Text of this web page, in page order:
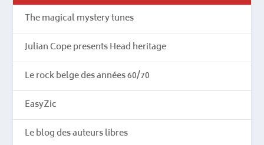
The magical mystery tunes
Julian Cope presents Head heritage
Le rock belge des années 60/70
EasyZic
Le blog des auteurs libres